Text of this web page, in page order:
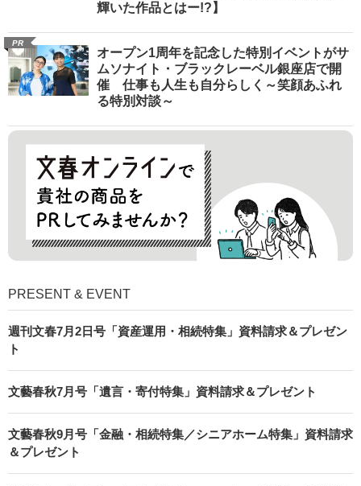
輝いた作品とはー!?】
PR
オープン1周年を記念した特別イベントがサ
ムソナイト・ブラックレーベル銀座店で開
催 仕事も人生も自分らしく～笑顔あふれ
る特別対談～
PRESENT & EVENT
週刊文春7月2日号「資産運用・相続特集」資料請求＆プレゼン
ト
文藝春秋7月号「遺言・寄付特集」資料請求＆プレゼント
文藝春秋9月号「金融・相続特集／シニアホーム特集」資料請求
＆プレゼント